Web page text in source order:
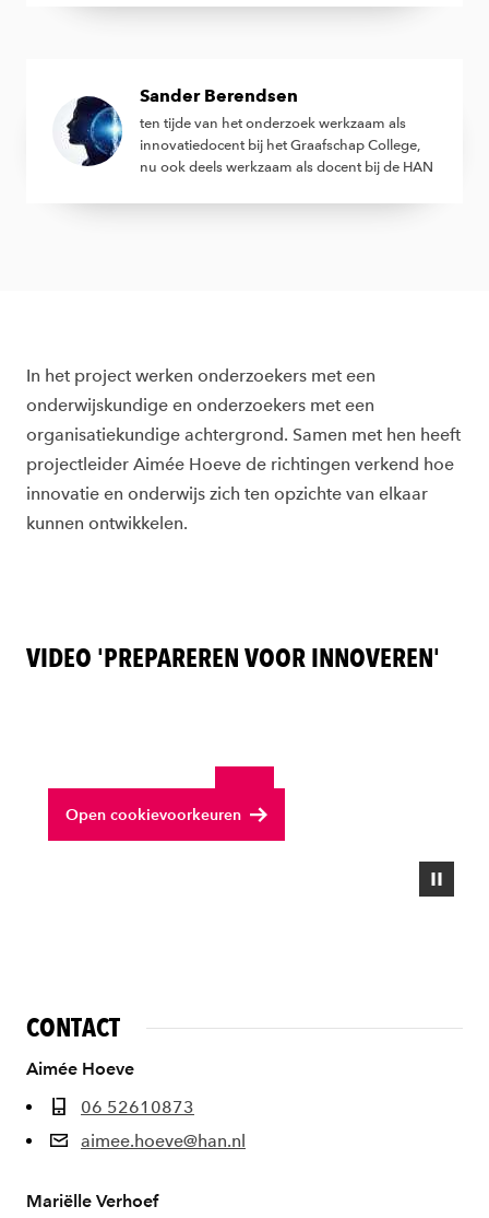
Sander Berendsen
ten tijde van het onderzoek werkzaam als
innovatiedocent bij het Graafschap College,
nu ook deels werkzaam als docent bij de HAN
In het project werken onderzoekers met een
onderwijskundige en onderzoekers met een
organisatiekundige achtergrond. Samen met hen heeft
projectleider Aimée Hoeve de richtingen verkend hoe
innovatie en onderwijs zich ten opzichte van elkaar
kunnen ontwikkelen.
VIDEO 'PREPAREREN VOOR INNOVEREN'
Open cookievoorkeuren
CONTACT
Aimée Hoeve
06 52610873
aimee.hoeve@han.nl
Mariëlle Verhoef